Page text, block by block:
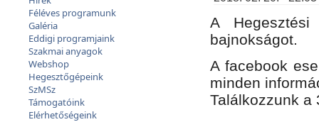
Féléves programunk
Galéria
Eddigi programjaink
Szakmai anyagok
Webshop
Hegesztőgépeink
SzMSz
Támogatóink
Elérhetőségeink
A
bajnokságot.
A facebook
minden
Találkozzunk a